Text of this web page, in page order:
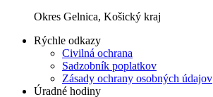
Okres Gelnica, Košický kraj
Rýchle odkazy
Civilná ochrana
Sadzobník poplatkov
Zásady ochrany osobných údajov
Úradné hodiny